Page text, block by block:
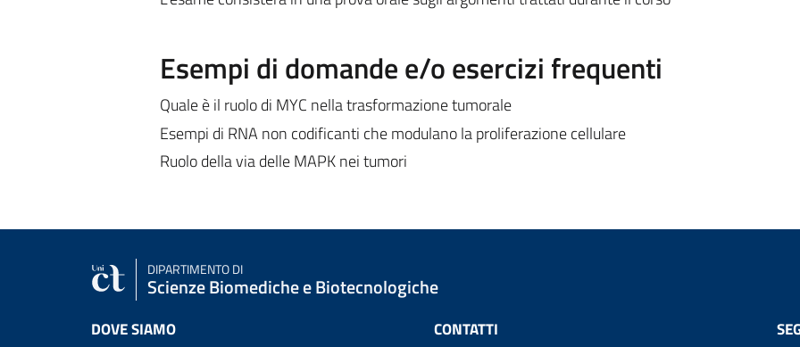
Esempi di domande e/o esercizi frequenti
Quale è il ruolo di MYC nella trasformazione tumorale
Esempi di RNA non codificanti che modulano la proliferazione cellulare
Ruolo della via delle MAPK nei tumori
DIPARTIMENTO DI
Scienze Biomediche e Biotecnologiche
DOVE SIAMO CONTATTI